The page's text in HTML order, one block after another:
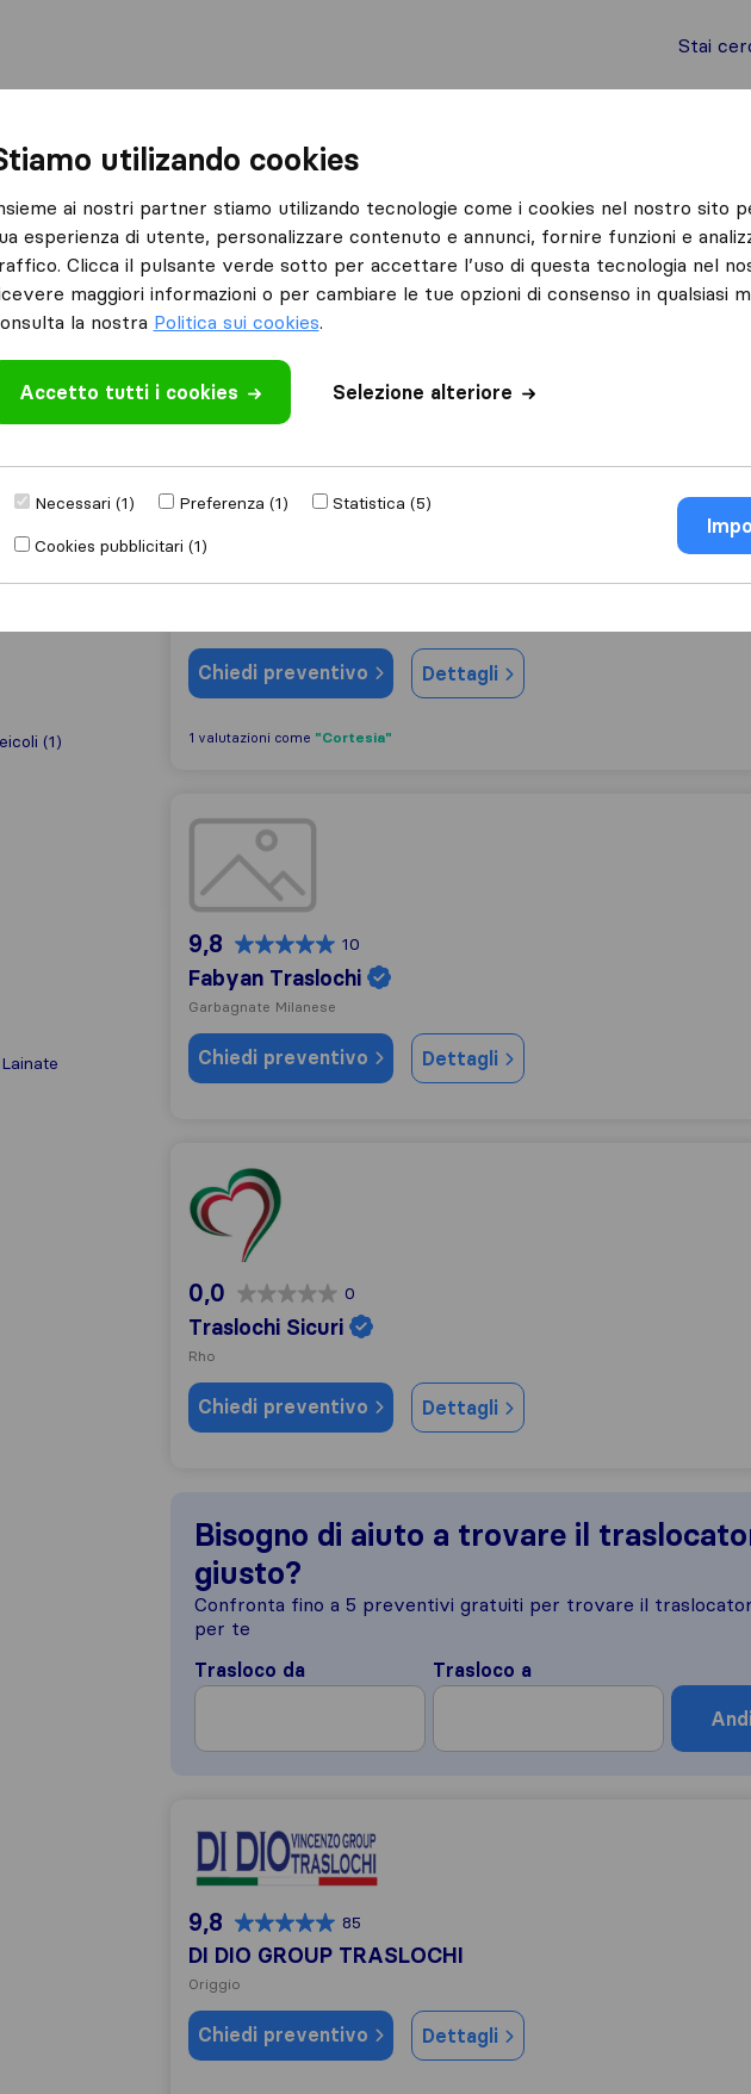
Stai
di traslochi in Italia
a Lainate
a Lainate
(1)
9,0
IMG Traslochi e Servizi
Chiedi preventivo Dettagli
1 valutazioni come "Cortesia"
Fabyan Traslochi
9,8 10
Fabyan Traslochi
Garbagnate Milanese
Chiedi preventivo Dettagli
Traslochi Sicuri
0,0 0
Traslochi Sicuri
Rho
Chiedi preventivo Dettagli
Bisogno di aiuto a trovare il
giusto?
Confronta fino a 5 preventivi gratuiti per trovare il
per te
Trasloco da
Trasloco a
DI DIO GROUP TRASLOCHI
9,8 85
DI DIO GROUP TRASLOCHI
Origgio
Chiedi preventivo Dettagli
utilizando cookies
ai nostri partner stiamo utilizando tecnologie come i cookies nel nostro sito
esperienza di utente, personalizzare contenuto e annunci, fornire funzioni e
Clicca il pulsante verde sotto per accettare l’uso di questa tecnologia nel
maggiori informazioni o per cambiare le tue opzioni di consenso in qualsiasi
la nostra Politica sui cookies.
Accetto tutti i cookies Selezione alteriore
Necessari (1) Preferenza (1)
Statistica (5)
Cookies pubblicitari (1)